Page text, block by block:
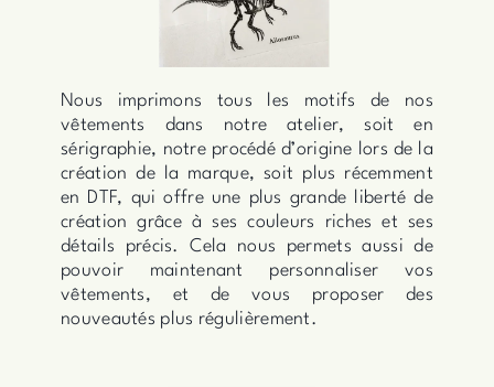
Nous imprimons tous les motifs de nos
vêtements dans notre atelier, soit en
sérigraphie, notre procédé d’origine lors de la
création de la marque, soit plus récemment
en DTF, qui offre une plus grande liberté de
création grâce à ses couleurs riches et ses
détails précis. Cela nous permets aussi de
pouvoir maintenant personnaliser vos
vêtements, et de vous proposer des
nouveautés plus régulièrement.